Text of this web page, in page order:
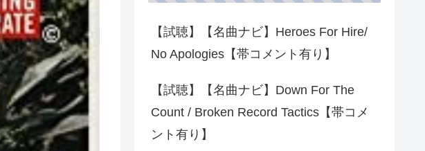
【試聴】【名曲ナビ】Heroes For Hire/
No Apologies【帯コメント有り】
【試聴】【名曲ナビ】Down For The
Count / Broken Record Tactics【帯コメ
ント有り】